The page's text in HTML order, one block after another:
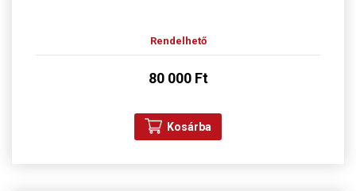
Rendelhető
80 000 Ft
Kosárba